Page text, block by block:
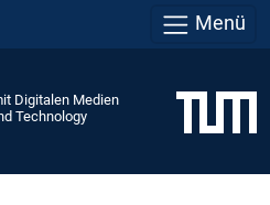
Menü
Digitalen Medien
Technology